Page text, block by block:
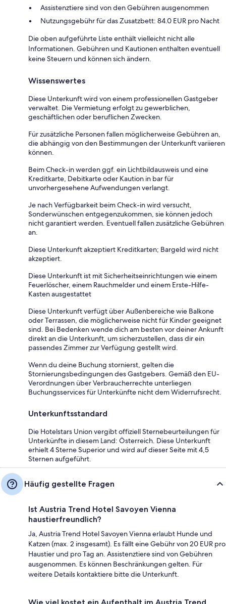
Assistenztiere sind von den Gebühren ausgenommen
Nutzungsgebühr für das Zusatzbett: 84.0 EUR pro Nacht
Die oben aufgeführte Liste enthält vielleicht nicht alle
Informationen. Gebühren und Kautionen enthalten eventuell
keine Steuern und können sich ändern.
Wissenswertes
Diese Unterkunft wird von einem professionellen Gastgeber
verwaltet. Die Vermietung erfolgt zu gewerblichen,
geschäftlichen oder beruflichen Zwecken.
Für zusätzliche Personen fallen möglicherweise Gebühren an,
die abhängig von den Bestimmungen der Unterkunft variieren
können.
Beim Check-in werden ggf. ein Lichtbildausweis und eine
Kreditkarte, Debitkarte oder Kaution in bar für
unvorhergesehene Aufwendungen verlangt.
Je nach Verfügbarkeit beim Check-in wird versucht,
Sonderwünschen entgegenzukommen, sie können jedoch
nicht garantiert werden. Eventuell fallen zusätzliche Gebühren
an.
Diese Unterkunft akzeptiert Kreditkarten; Bargeld wird nicht
akzeptiert.
Diese Unterkunft ist mit Sicherheitseinrichtungen wie einem
Feuerlöscher, einem Rauchmelder und einem Erste-Hilfe-
Kasten ausgestattet
Diese Unterkunft verfügt über Außenbereiche wie Balkone
oder Terrassen, die möglicherweise nicht für Kinder geeignet
sind. Bei Bedenken wende dich am besten vor deiner Ankunft
direkt an die Unterkunft, um sicherzustellen, dass dir ein
passendes Zimmer zur Verfügung gestellt wird.
Wenn du deine Buchung stornierst, gelten die
Stornierungsbedingungen des Gastgebers. Gemäß den EU-
Verordnungen über Verbraucherrechte unterliegen
Buchungsservices für Unterkünfte nicht dem Widerrufsrecht.
Unterkunftsstandard
Die Hotelstars Union vergibt offiziell Sternebeurteilungen für
Unterkünfte in diesem Land: Österreich. Diese Unterkunft
erhielt 4 Sterne Superior und wird auf dieser Seite mit 4,5
Sternen aufgeführt.
Häufig gestellte Fragen
Ist Austria Trend Hotel Savoyen Vienna
haustierfreundlich?
Ja, Austria Trend Hotel Savoyen Vienna erlaubt Hunde und
Katzen (max. 2 insgesamt). Es fällt eine Gebühr von 20 EUR pro
Haustier und pro Tag an. Assistenztiere sind von Gebühren
ausgenommen. Es können Beschränkungen gelten. Für
weitere Details kontaktiere bitte die Unterkunft.